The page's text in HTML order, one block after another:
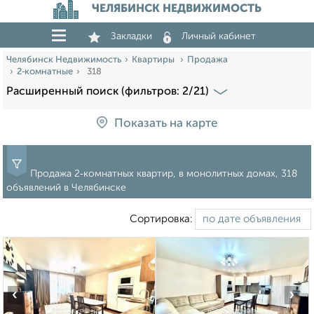
ЧЕЛЯБИНСК НЕДВИЖИМОСТЬ
Закладки Личный кабинет
Челябинск Недвижимость Квартиры
Продажа
2‑комнатные
318
Расширенный поиск (фильтров: 2/21)
Показать на карте
Продажа 2‑комнатных квартир, в монолитных домах, 318
объявлений в Челябинске
Сортировка:
‹ ›